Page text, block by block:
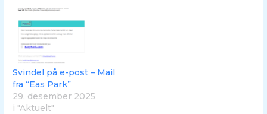
Svindel på e-post – Mail
fra “Eas Park”
29. desember 2025
i "Aktuelt"